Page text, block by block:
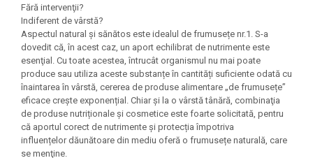
Fără intervenţii?
Indiferent de vârstă?
Aspectul natural și sănătos este idealul de frumusețe nr.1. S-a
dovedit că, în acest caz, un aport echilibrat de nutrimente este
esenţial. Cu toate acestea, întrucât organismul nu mai poate
produce sau utiliza aceste substanțe în cantități suficiente odată cu
înaintarea în vârstă, cererea de produse alimentare „de frumusețe”
eficace crește exponențial. Chiar și la o vârstă tânără, combinaţia
de produse nutriționale și cosmetice este foarte solicitată, pentru
că aportul corect de nutrimente și protecția împotriva
influențelor dăunătoare din mediu oferă o frumusețe naturală, care
se menţine.